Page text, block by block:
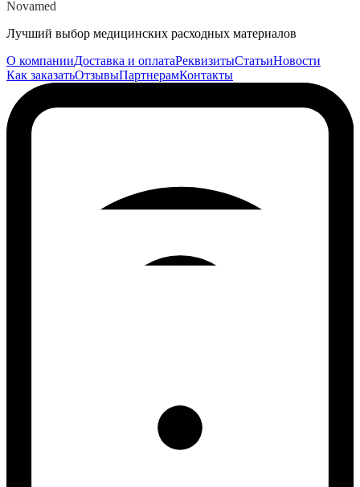
Novamed
Лучший выбор медицинских расходных материалов
О компанииДоставка и оплатаРеквизитыСтатьиНовости
Как заказатьОтзывыПартнерамКонтакты